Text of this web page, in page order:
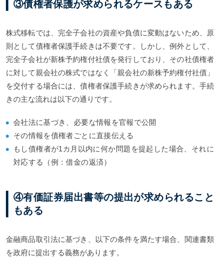
③債権者保護が求められるケースもある
株式移転では、完全子会社の資産や負債に変動はないため、原
則として債権者保護手続きは不要です。しかし、例外として、
完全子会社が新株予約権付社債を発行しており、その社債権者
に対して親会社の株式ではなく「親会社の新株予約権付社債」
を交付する場合には、債権者保護手続きが求められます。手続
きの主な流れは以下の通りです。
会社法に基づき、必要な情報を官報で公開
その情報を債権者ごとに直接伝える
もし債権者が1カ月以内に何か問題を提起した場合、それに
対応する（例：借金の返済）
④有価証券届出書等の提出が求められること
もある
金融商品取引法に基づき、以下の条件を満たす場合、関連書類
を政府に提出する義務があります。